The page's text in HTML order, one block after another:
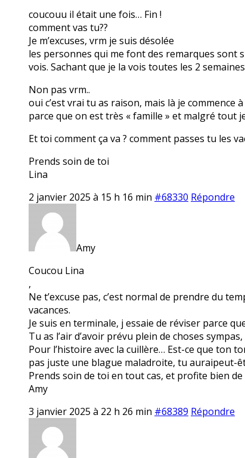
coucouu il était une fois… Fin !
comment vas tu??
Je m’excuses, vrm je suis désolée
les personnes qui me font des remarques sont
vois. Sachant que je la vois toutes les 2
Non pas vrm..
oui c’est vrai tu as raison, mais là je
parce que on est très « famille » et malgré tout
Et toi comment ça va ? comment passes tu les
Prends soin de toi
Lina
2 janvier 2025 à 15 h 16 min #68330 Répondre
Amy
Coucou Lina
,
Ne t’excuse pas, c’est normal de prendre du
vacances.
Je suis en terminale, j essaie de réviser parce
Tu as l’air d’avoir prévu plein de choses
Pour l’histoire avec la cuillère… Est-ce que ton
pas juste une blague maladroite, tu auraipeut-
Prends soin de toi en tout cas, et profite bien de
Amy
3 janvier 2025 à 22 h 26 min #68389 Répondre